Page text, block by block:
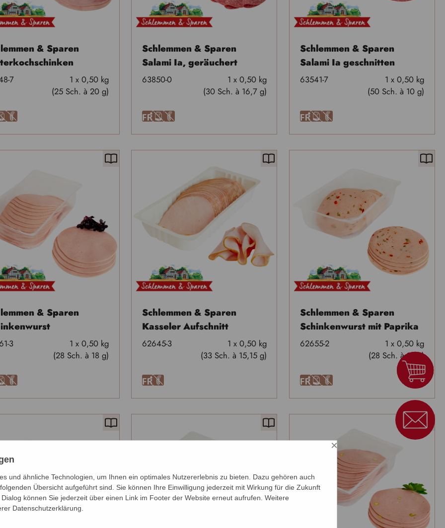
& Sparen
7
1 x 0,50 kg
(25 Sch. à 20 g)
U
Schlemmen & Sparen
Salami Ia, geräuchert
63850-0
1 x 0,50 kg
(30 Sch. à 16,7 g)
FA U
Schlemmen & Sparen
Salami Ia geschnitten
63541-7
1 x 0,50 kg
(50 Sch. à 10 g)
FA U
& Sparen
3
1 x 0,50 kg
(28 Sch. à 18 g)
U
Schlemmen & Sparen
Kasseler Aufschnitt
62645-3
1 x 0,50 kg
(33 Sch. à 15,15 g)
FU
Schlemmen & Sparen
Schinkenwurst mit Paprika
62655-2
1 x 0,50 kg
(28 Sch. à 18 g)
FA U
×
und ähnliche Technologien, um Ihnen ein optimales Nutzererlebnis zu bieten. Dazu gehören auch
Übersicht aufgeführt sind. Sie können Ihre Einwilligung jederzeit mit Wirkung für die Zukunft
können Sie jederzeit über einen Link im Footer der Website erneut aufrufen. Weitere
Datenschutzerklärung.